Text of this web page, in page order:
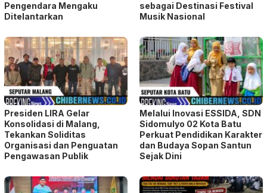
Pengendara Mengaku
Ditelantarkan
sebagai Destinasi Festival
Musik Nasional
Presiden LIRA Gelar
Konsolidasi di Malang,
Tekankan Soliditas
Organisasi dan Penguatan
Pengawasan Publik
Melalui Inovasi ESSIDA, SDN
Sidomulyo 02 Kota Batu
Perkuat Pendidikan Karakter
dan Budaya Sopan Santun
Sejak Dini